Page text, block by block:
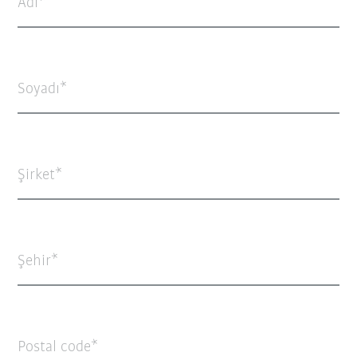
Adı
Soyadı
Şirket
Şehir
Postal code